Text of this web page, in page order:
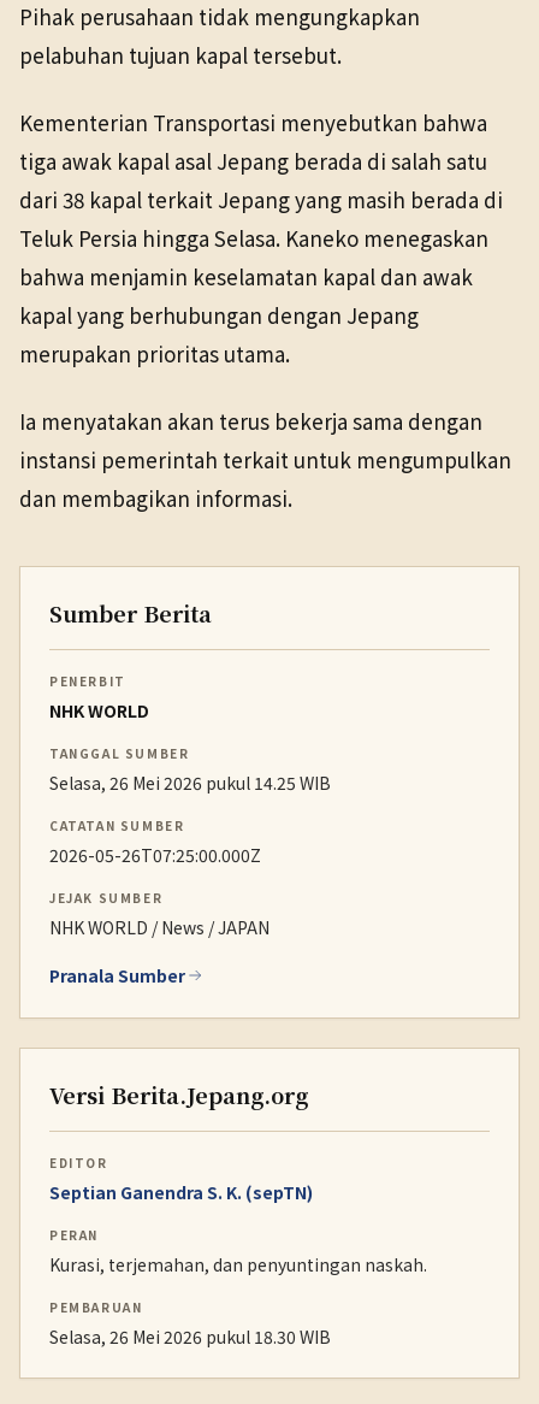
Pihak perusahaan tidak mengungkapkan
pelabuhan tujuan kapal tersebut.
Kementerian Transportasi menyebutkan bahwa
tiga awak kapal asal Jepang berada di salah satu
dari 38 kapal terkait Jepang yang masih berada di
Teluk Persia hingga Selasa. Kaneko menegaskan
bahwa menjamin keselamatan kapal dan awak
kapal yang berhubungan dengan Jepang
merupakan prioritas utama.
Ia menyatakan akan terus bekerja sama dengan
instansi pemerintah terkait untuk mengumpulkan
dan membagikan informasi.
Sumber Berita
PENERBIT
NHK WORLD
TANGGAL SUMBER
Selasa, 26 Mei 2026 pukul 14.25 WIB
CATATAN SUMBER
2026-05-26T07:25:00.000Z
JEJAK SUMBER
NHK WORLD / News / JAPAN
Pranala Sumber
Versi Berita.Jepang.org
EDITOR
Septian Ganendra S. K. (sepTN)
PERAN
Kurasi, terjemahan, dan penyuntingan naskah.
PEMBARUAN
Selasa, 26 Mei 2026 pukul 18.30 WIB